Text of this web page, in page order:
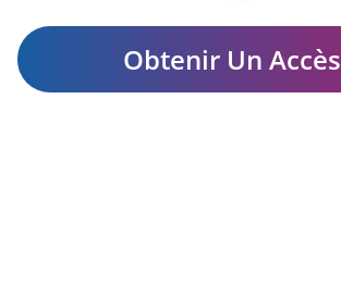
Obtenir Un Accès